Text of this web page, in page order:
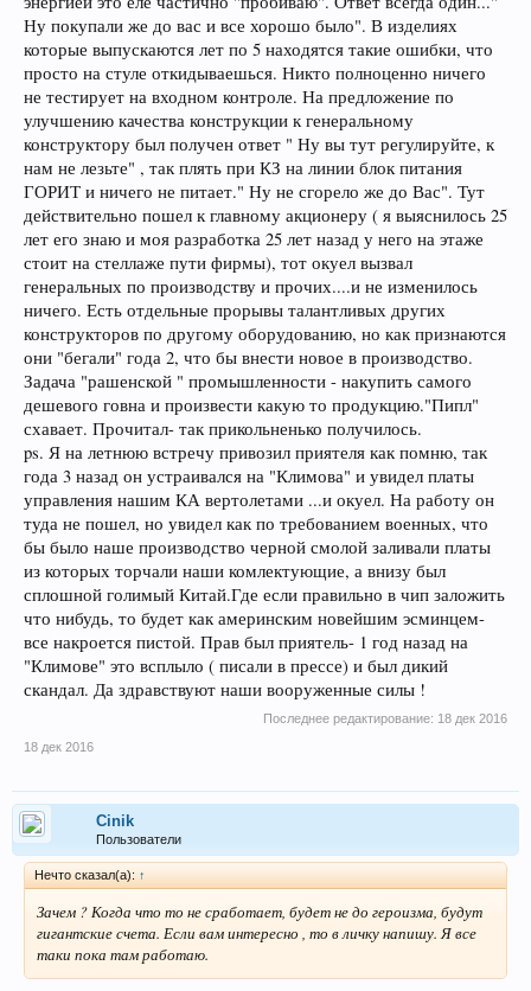
Ну покупали же до вас и все хорошо было". В изделиях
которые выпускаются лет по 5 находятся такие ошибки, что
просто на стуле откидываешься. Никто полноценно ничего
не тестирует на входном контроле. На предложение по
улучшению качества конструкции к генеральному
конструктору был получен ответ " Ну вы тут регулируйте, к
нам не лезьте" , так плять при КЗ на линии блок питания
ГОРИТ и ничего не питает." Ну не сгорело же до Вас". Тут
действительно пошел к главному акционеру ( я выяснилось 25
лет его знаю и моя разработка 25 лет назад у него на этаже
стоит на стеллаже пути фирмы), тот окуел вызвал
генеральных по производству и прочих....и не изменилось
ничего. Есть отдельные прорывы талантливых других
конструкторов по другому оборудованию, но как признаются
они "бегали" года 2, что бы внести новое в производство.
Задача "рашенской " промышленности - накупить самого
дешевого говна и произвести какую то продукцию."Пипл"
схавает. Прочитал- так прикольненько получилось.
ps. Я на летнюю встречу привозил приятеля как помню, так
года 3 назад он устраивался на "Климова" и увидел платы
управления нашим КА вертолетами ...и окуел. На работу он
туда не пошел, но увидел как по требованием военных, что
бы было наше производство черной смолой заливали платы
из которых торчали наши комлектующие, а внизу был
сплошной голимый Китай.Где если правильно в чип заложить
что нибудь, то будет как америнским новейшим эсминцем-
все накроется пистой. Прав был приятель- 1 год назад на
"Климове" это всплыло ( писали в прессе) и был дикий
скандал. Да здравствуют наши вооруженные силы !
Последнее редактирование: 18 дек 2016
18 дек 2016
Cinik
Пользователи
Нечто сказал(а): ↑
Зачем ? Когда что то не сработает, будет не до героизма, будут
гигантские счета. Если вам интересно , то в личку напишу. Я все
таки пока там работаю.